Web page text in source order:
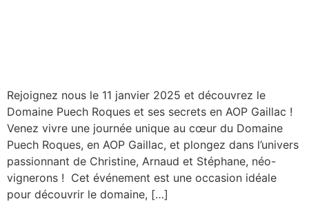
Rejoignez nous le 11 janvier 2025 et découvrez le
Domaine Puech Roques et ses secrets en AOP Gaillac !
Venez vivre une journée unique au cœur du Domaine
Puech Roques, en AOP Gaillac, et plongez dans l’univers
passionnant de Christine, Arnaud et Stéphane, néo-
vignerons ! Cet événement est une occasion idéale
pour découvrir le domaine, […]